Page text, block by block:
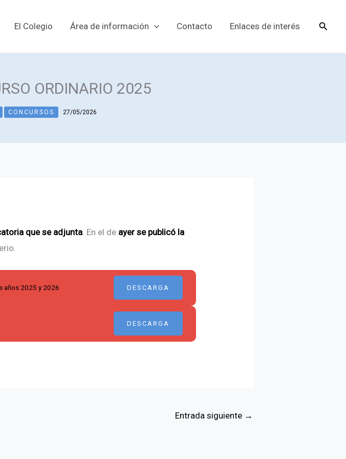
El Colegio Área de información Contacto Enlaces de interés
ORDINARIO 2025
CONCURSOS 27/05/2026
que se adjunta . En el de ayer se publicó la
años 2025 y 2026 DESCARGA
DESCARGA
Entrada siguiente →